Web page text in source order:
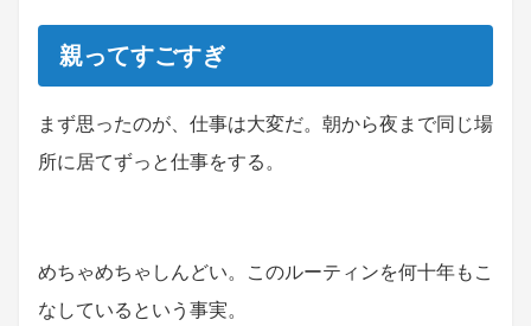
親ってすごすぎ
まず思ったのが、仕事は大変だ。朝から夜まで同じ場
所に居てずっと仕事をする。
めちゃめちゃしんどい。このルーティンを何十年もこ
なしているという事実。